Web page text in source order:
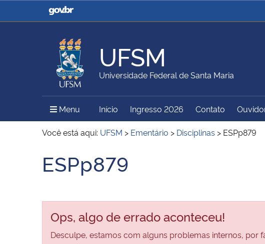
Casa Civil
Ministério da Justiça e
Ministério da Agricultura,
Pecuária e Abastecimento
Ministério da Educação
Ministério do Meio Ambiente Ministério do Turismo
Secretaria de Governo
UFSM
Universidade Federal de Santa Maria
Menu Menu Principal do Sítio
Início Ingresso 2026 Contato
Você está aqui: UFSM > Ementário > Disciplinas > ESPp879
Início do conteúdo
ESPp879
Ops, algo de errado aconteceu!
Desculpe, estamos com alguns problemas internos, por